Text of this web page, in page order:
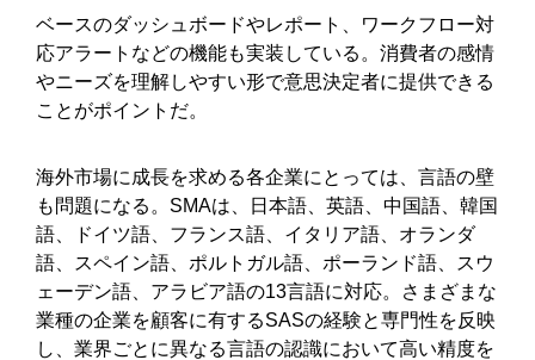
ベースのダッシュボードやレポート、ワークフロー対
応アラートなどの機能も実装している。消費者の感情
やニーズを理解しやすい形で意思決定者に提供できる
ことがポイントだ。
海外市場に成長を求める各企業にとっては、言語の壁
も問題になる。SMAは、日本語、英語、中国語、韓国
語、ドイツ語、フランス語、イタリア語、オランダ
語、スペイン語、ポルトガル語、ポーランド語、スウ
ェーデン語、アラビア語の13言語に対応。さまざまな
業種の企業を顧客に有するSASの経験と専門性を反映
し、業界ごとに異なる言語の認識において高い精度を